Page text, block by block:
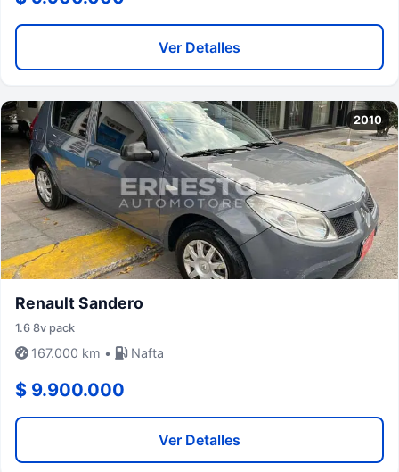
Ver Detalles
2010
Renault Sandero
1.6 8v pack
167.000 km • Nafta
$ 9.900.000
Ver Detalles